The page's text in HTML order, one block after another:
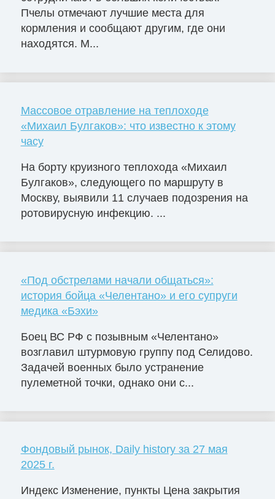
Пчелы отмечают лучшие места для
кормления и сообщают другим, где они
находятся. М...
Массовое отравление на теплоходе
«Михаил Булгаков»: что известно к этому
часу
На борту круизного теплохода «Михаил
Булгаков», следующего по маршруту в
Москву, выявили 11 случаев подозрения на
ротовирусную инфекцию. ...
«Под обстрелами начали общаться»:
история бойца «Челентано» и его супруги
медика «Бэхи»
Боец ВС РФ с позывным «Челентано»
возглавил штурмовую группу под Селидово.
Задачей военных было устранение
пулеметной точки, однако они с...
Фондовый рынок, Daily history за 27 мая
2025 г.
Индекс Изменение, пункты Цена закрытия